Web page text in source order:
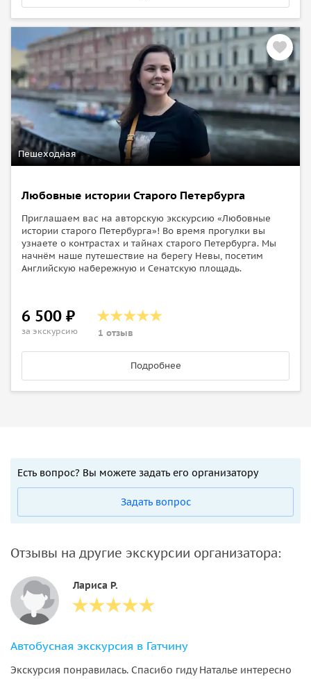
Пешеходная
Любовные истории Старого Петербурга
Приглашаем вас на авторскую экскурсию «Любовные
истории старого Петербурга»! Во время прогулки вы
узнаете о контрастах и тайнах старого Петербурга. Мы
начнём наше путешествие на берегу Невы, посетим
Английскую набережную и Сенатскую площадь.
6 500 ₽
за экскурсию 1 отзыв
Подробнее
Есть вопрос? Вы можете задать его организатору
Задать вопрос
Отзывы на другие экскурсии организатора:
Лариса Р.
Автобусная экскурсия в Гатчину
Экскурсия понравилась. Спасибо гиду Наталье интересно